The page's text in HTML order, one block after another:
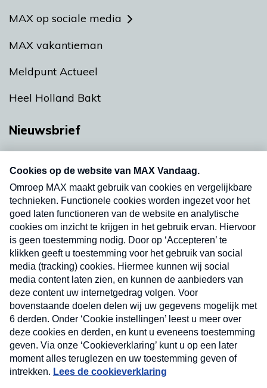
MAX op sociale media
MAX vakantieman
Meldpunt Actueel
Heel Holland Bakt
Nieuwsbrief
nieuwsbrief. Elke vrijdag- en dinsdagochtend in
uw mailbox.
Verzend
Nieuwsbrief
Neem hier een gratis abonnement op onze
nieuwsbrief. Elke vrijdag- en dinsdagochtend in uw